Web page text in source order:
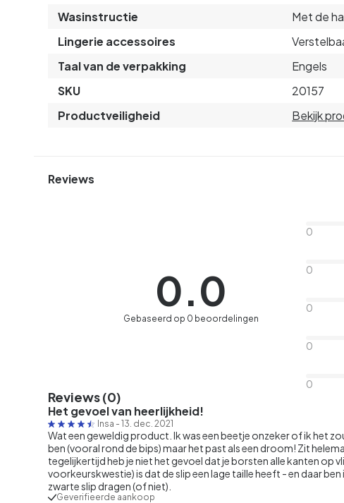
Wasinstructie
Met de
Lingerie accessoires
Taal van de verpakking
Engels
SKU
20157
Productveiligheid
Bekijk
Reviews
0.0
Gebaseerd op 0 beoordelingen
0
0
0
0
0
Reviews (0)
Het gevoel van heerlijkheid!
Insa - 13. dec. 2021
Wat een geweldig product. Ik was een beetje onzeker of ik het
ben (vooral rond de bips) maar het past als een droom! Zit
tegelijkertijd heb je niet het gevoel dat je borsten alle kanten op
voorkeurskwestie) is dat de slip een lage taille heeft - en daar
zwarte slip dragen (of niet).
Geverifieerde aankoop